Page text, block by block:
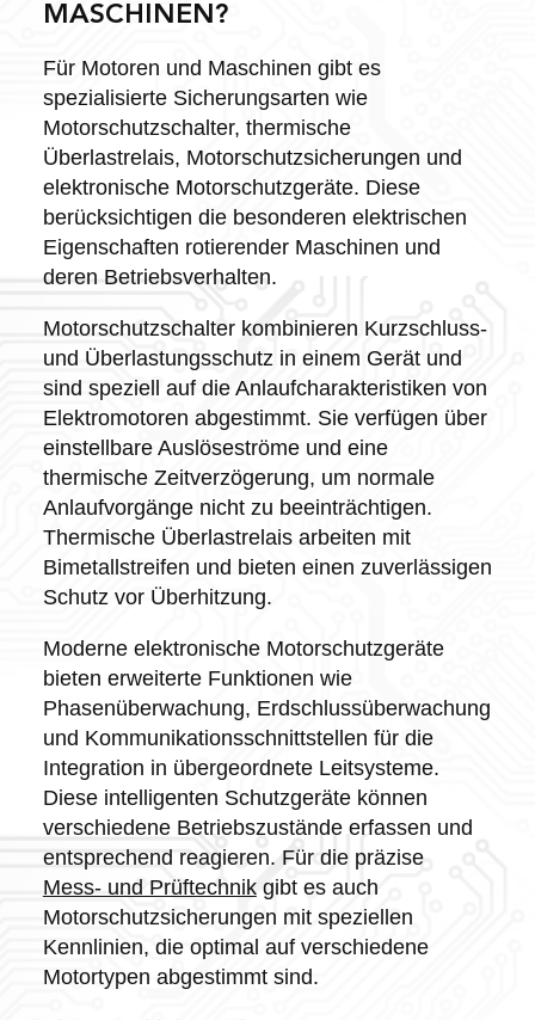
MASCHINEN?
Für Motoren und Maschinen gibt es
spezialisierte Sicherungsarten wie
Motorschutzschalter, thermische
Überlastrelais, Motorschutzsicherungen und
elektronische Motorschutzgeräte. Diese
berücksichtigen die besonderen elektrischen
Eigenschaften rotierender Maschinen und
deren Betriebsverhalten.
Motorschutzschalter kombinieren Kurzschluss-
und Überlastungsschutz in einem Gerät und
sind speziell auf die Anlaufcharakteristiken von
Elektromotoren abgestimmt. Sie verfügen über
einstellbare Auslöseströme und eine
thermische Zeitverzögerung, um normale
Anlaufvorgänge nicht zu beeinträchtigen.
Thermische Überlastrelais arbeiten mit
Bimetallstreifen und bieten einen zuverlässigen
Schutz vor Überhitzung.
Moderne elektronische Motorschutzgeräte
bieten erweiterte Funktionen wie
Phasenüberwachung, Erdschlussüberwachung
und Kommunikationsschnittstellen für die
Integration in übergeordnete Leitsysteme.
Diese intelligenten Schutzgeräte können
verschiedene Betriebszustände erfassen und
entsprechend reagieren. Für die präzise
Mess- und Prüftechnikgibt es auch
Motorschutzsicherungen mit speziellen
Kennlinien, die optimal auf verschiedene
Motortypen abgestimmt sind.